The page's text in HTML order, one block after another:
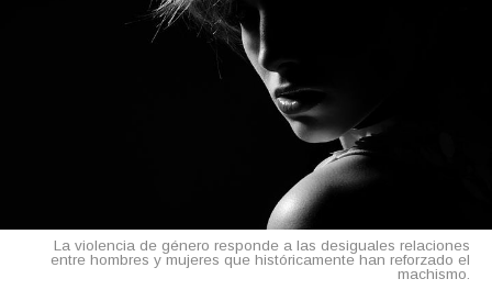
La violencia de género responde a las desiguales relaciones
entre hombres y mujeres que históricamente han reforzado el
machismo.